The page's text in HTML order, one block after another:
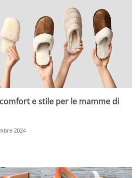
e stile per le mamme di
2024